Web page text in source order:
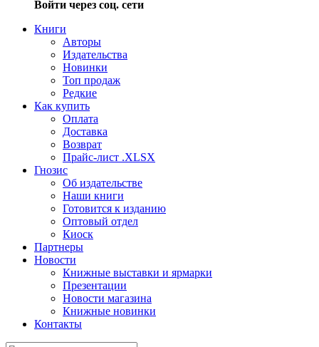
Войти через соц. сети
Книги
Авторы
Издательства
Новинки
Топ продаж
Редкие
Как купить
Оплата
Доставка
Возврат
Прайс-лист .XLSX
Гнозис
Об издательстве
Наши книги
Готовится к изданию
Оптовый отдел
Киоск
Партнеры
Новости
Книжные выставки и ярмарки
Презентации
Новости магазина
Книжные новинки
Контакты